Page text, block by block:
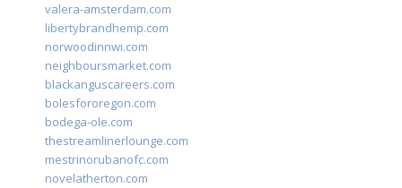
valera-amsterdam.com
libertybrandhemp.com
norwoodinnwi.com
neighboursmarket.com
blackanguscareers.com
bolesfororegon.com
bodega-ole.com
thestreamlinerlounge.com
mestrinorubanofc.com
novelatherton.com